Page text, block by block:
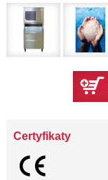
Certyfikaty